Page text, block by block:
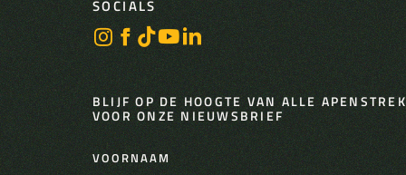
SOCIALS
BLIJF OP DE HOOGTE VAN ALLE
VOOR ONZE NIEUWSBRIEF
VOORNAAM